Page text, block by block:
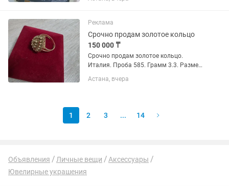
Реклама
Срочно продам золотое кольцо
150 000 ₸
Срочно продам золотое кольцо.
Италия. Проба 585. Грамм 3.3. Размер
Астана, вчера
1 2 3 ... 14
Объявления Личные вещи
Аксессуары
Ювелирные украшения